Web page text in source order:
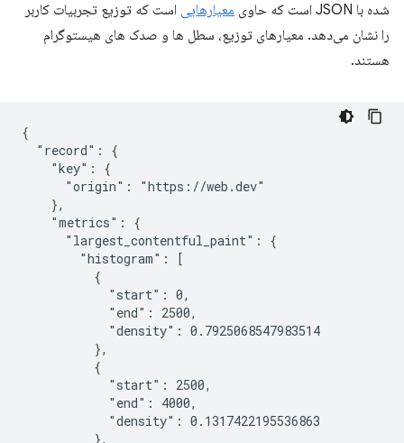
شده با JSON است که حاوی
معیارهایی است که توزیع تجربیات کاربر
را نشان می‌دهد. معیارهای توزیع، سطل ها و صدک های هیستوگرام
هستند.
{
  "record": {
    "key": {
      "origin": "https://web.dev"
    },
    "metrics": {
      "largest_contentful_paint": {
        "histogram": [
          {
            "start": 0,
            "end": 2500,
            "density": 0.7925068547983514
          },
          {
            "start": 2500,
            "end": 4000,
            "density": 0.1317422195536863
          },